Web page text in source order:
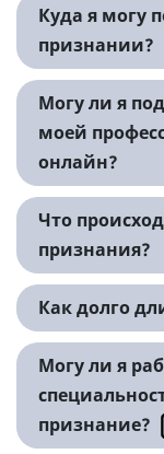
Куда я могу
признании?
Могу ли я
моей
онлайн?
Что
признания?
Как долго
Могу ли я
признание?